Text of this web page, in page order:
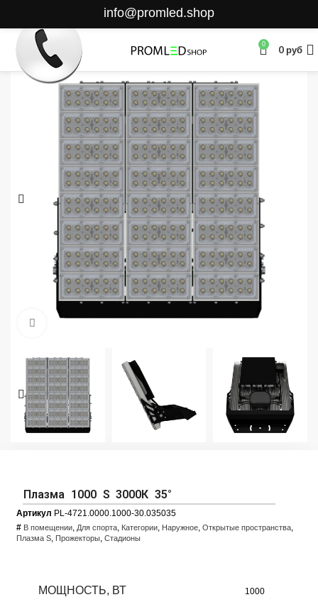
info@promled.shop
0 0руб
Плазма 1000 S 3000К 35°
Артикул PL-4721.0000.1000-30.035035
# В помещении, Для спорта, Категории, Наружное, Открытые пространства,
Плазма S, Прожекторы, Стадионы
МОЩНОСТЬ, ВТ 1000